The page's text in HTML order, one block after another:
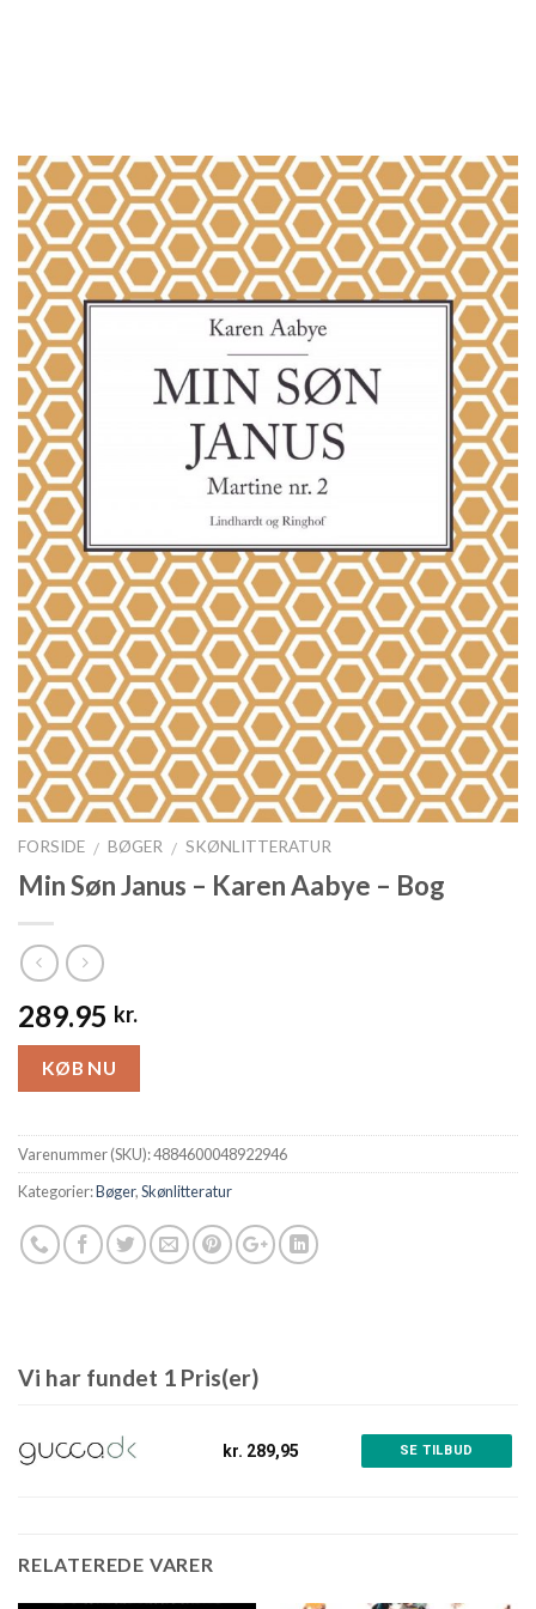
FORSIDE / BØGER / SKØNLITTERATUR
Min Søn Janus – Karen Aabye – Bog
289.95 kr.
KØB NU
Varenummer (SKU):4884600048922946
Kategorier:Bøger,Skønlitteratur
Vi har fundet 1 Pris(er)
kr. 289,95 SE TILBUD
RELATEREDE VARER